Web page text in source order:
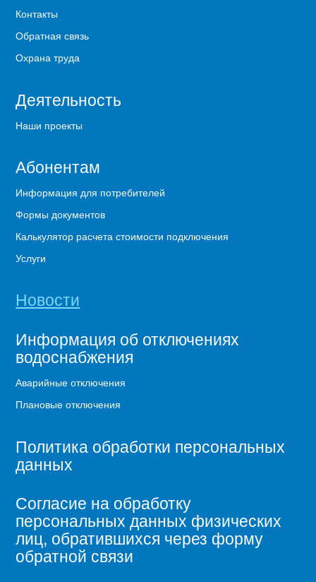
Контакты
Обратная связь
Охрана труда
Деятельность
Наши проекты
Абонентам
Информация для потребителей
Формы документов
Калькулятор расчета стоимости подключения
Услуги
Новости
Информация об отключениях
водоснабжения
Аварийные отключения
Плановые отключения
Политика обработки персональных
данных
Согласие на обработку
персональных данных физических
лиц, обратившихся через форму
обратной связи